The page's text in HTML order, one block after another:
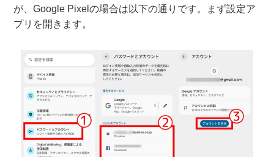
が、Google Pixelの場合は以下の通りです。まず設定ア
プリを開きます。